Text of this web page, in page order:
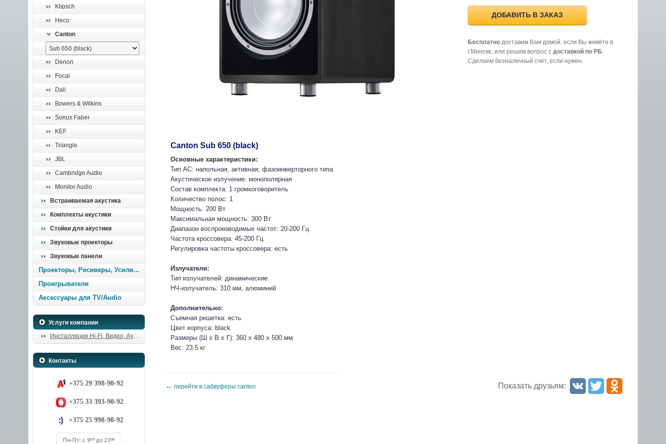
Klipsch
Heco
Canton
Denon
Focal
Dali
Bowers & Wilkins
Sonus Faber
KEF
Triangle
JBL
Cambridge Audio
Monitor Audio
Встраиваемая акустика
Комплекты акустики
Стойки для акустики
Звуковые проекторы
Звуковые панели
Проекторы, Ресиверы, Усилители
Проигрыватели
Аксессуары для TV/Audio
Услуги компании
Инсталляция Hi-Fi, Видео, Аудио
Контакты
+375 29 398-90-92
+375 33 393-90-92
+375 25 998-90-92
Пн-Пт: с 9ºº до 21ºº
ДОБАВИТЬ В ЗАКАЗ
Бесплатнодоставим Вам домой, если Вы живёте в
г.Минске, или решим вопрос с доставкой по РБ.
Cделаем безналичный счёт, если нужен.
Canton Sub 650 (black)
Основные характеристики:
Тип АС: напольная, активная, фазоинверторного типа
Акустическое излучение: монополярная
Состав комплекта: 1 громкоговоритель
Количество полос: 1
Мощность: 200 Вт
Максимальная мощность: 300 Вт
Диапазон воспроизводимых частот: 20-200 Гц
Частота кроссовера: 45-200 Гц
Регулировка частоты кроссовера: есть
Излучатели:
Тип излучателей: динамические
НЧ-излучатель: 310 мм, алюминий
Дополнительно:
Съемная решетка: есть
Цвет корпуса: black
Размеры (Ш х В х Г): 360 x 480 x 500 мм
Вес: 23.5 кг
Показать друзьям:
← перейти в сабвуферы canton